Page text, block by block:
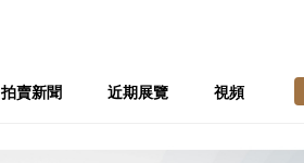
拍賣新聞 近期展覽 視頻